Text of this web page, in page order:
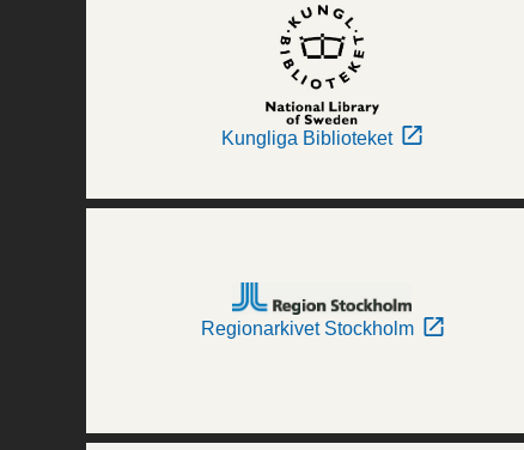
Kungliga Biblioteket
Regionarkivet Stockholm